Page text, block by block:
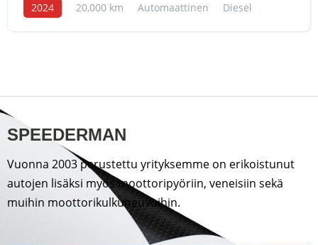
2024 20,000 km Automaattinen Diesel
SPEEDERMAN
Vuonna 2003 perustettu yrityksemme on erikoistunut
autojen lisäksi myös moottoripyöriin, veneisiin sekä
muihin moottorikulkuneuvoihin.